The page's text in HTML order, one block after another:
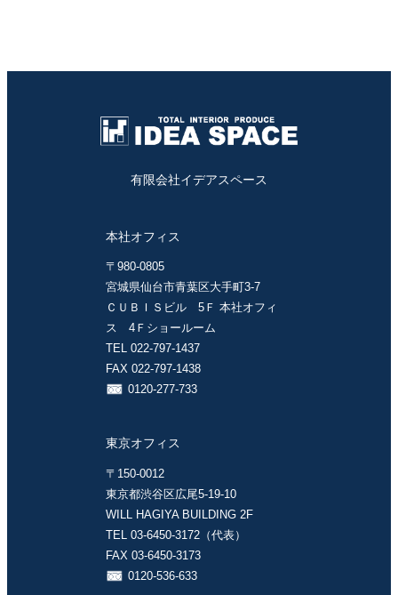
有限会社イデアスペース
本社オフィス
〒980-0805
宮城県仙台市青葉区大手町3-7
ＣＵＢＩＳビル 5Ｆ 本社オフィ
ス 4Ｆショールーム
TEL 022-797-1437
FAX 022-797-1438
0120-277-733
東京オフィス
〒150-0012
東京都渋谷区広尾5-19-10
WILL HAGIYA BUILDING 2F
TEL 03-6450-3172（代表）
FAX 03-6450-3173
0120-536-633